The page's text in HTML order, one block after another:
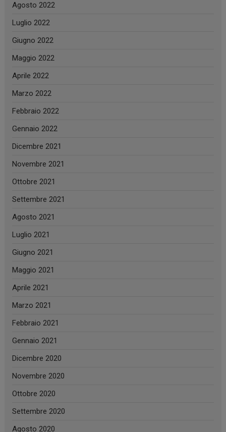
Agosto 2022
Luglio 2022
Giugno 2022
Maggio 2022
Aprile 2022
Marzo 2022
Febbraio 2022
Gennaio 2022
Dicembre 2021
Novembre 2021
Ottobre 2021
Settembre 2021
Agosto 2021
Luglio 2021
Giugno 2021
Maggio 2021
Aprile 2021
Marzo 2021
Febbraio 2021
Gennaio 2021
Dicembre 2020
Novembre 2020
Ottobre 2020
Settembre 2020
Agosto 2020